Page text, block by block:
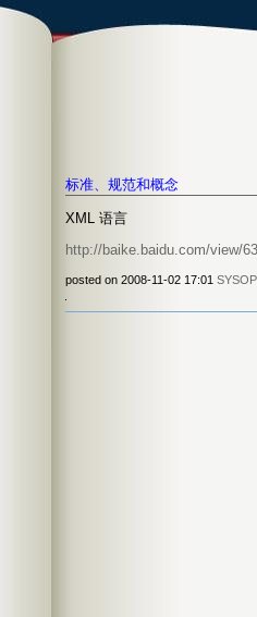
标准、规范和概念
XML 语言
http://baike.baidu.com/view/
posted on 2008-11-02 17:01 SYSOP